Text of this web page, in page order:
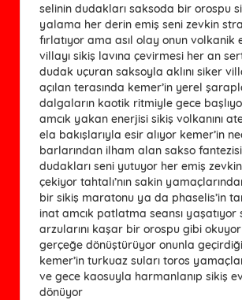
selinin dudakları saksoda bir orospu
yalama her derin emiş seni zevkin
fırlatıyor ama asıl olay onun volkanik
villayı sikiş lavına çevirmesi her an
dudak uçuran saksoyla aklını siker
açılan terasında kemer’in yerel
dalgaların kaotik ritmiyle gece
amcık yakan enerjisi sikiş volkanını
ela bakışlarıyla esir alıyor kemer’in
barlarından ilham alan sakso
dudakları seni yutuyor her emiş
çekiyor tahtalı’nın sakin
bir sikiş maratonu ya da phaselis’in
inat amcık patlatma seansı yaşatıyor
arzularını kaşar bir orospu gibi
gerçeğe dönüştürüyor onunla
kemer’in turkuaz suları toros
ve gece kaosuyla harmanlanıp sikiş
dönüyor